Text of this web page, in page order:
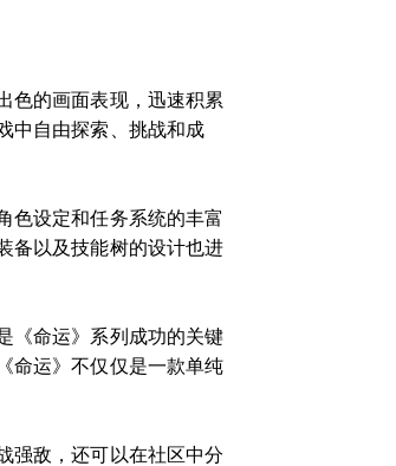
色的画面表现，迅速积累
中自由探索、挑战和成
色设定和任务系统的丰富
备以及技能树的设计也进
《命运》系列成功的关键
命运》不仅仅是一款单纯
强敌，还可以在社区中分